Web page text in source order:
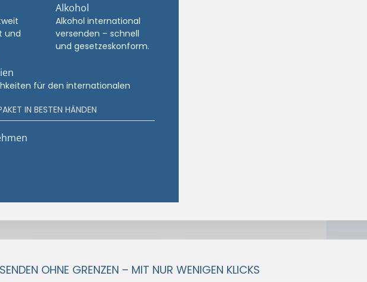
und
Alkohol
Alkohol international
versenden – schnell
und gesetzeskonform.
für den internationalen
IN BESTEN HÄNDEN
OHNE GRENZEN – MIT NUR WENIGEN KLICKS